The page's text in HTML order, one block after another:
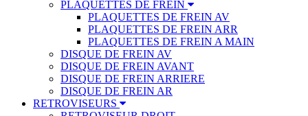
PLAQUETTES DE FREIN
PLAQUETTES DE FREIN AV
PLAQUETTES DE FREIN ARR
PLAQUETTES DE FREIN A MAIN
DISQUE DE FREIN AV
DISQUE DE FREIN AVANT
DISQUE DE FREIN ARRIERE
DISQUE DE FREIN AR
RETROVISEURS